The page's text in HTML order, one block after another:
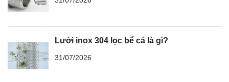
Lưới inox 304 lọc bể cá là gì?
31/07/2026